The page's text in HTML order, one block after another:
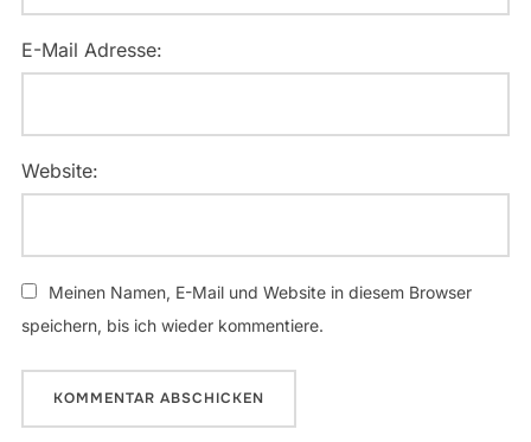
E-Mail Adresse:
Website:
Meinen Namen, E-Mail und Website in diesem Browser
speichern, bis ich wieder kommentiere.